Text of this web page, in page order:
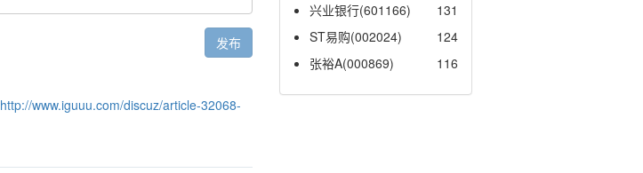
发布
http://www.iguuu.com/discuz/article-32068-
兴业银行(601166)
131
ST易购(002024)
124
张裕A(000869)
116